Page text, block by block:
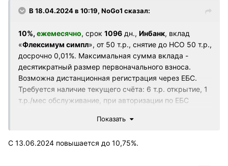
В 18.04.2024 в 10:19, NoGo1 сказал:
10%, ежемесячно, срок 1096 дн., Инбанк, вклад
«Флексимум симпл», от 50 т.р., снятие до НСО 50 т.р.,
досрочно 0,01%. Максимальная сумма вклада -
десятикратный размер первоначального взноса.
Возможна дистанционная регистрация через ЕБС.
Требуется наличие текущего счёта: 6 т.р. открытие, 1
т.р./мес обслуживание, при авторизации по ЕБС
Показать
С 13.06.2024 повышается до 10,75%.